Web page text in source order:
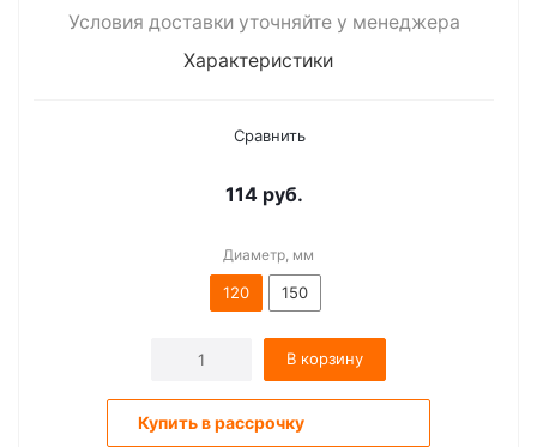
Условия доставки уточняйте у менеджера
Характеристики
Сравнить
114 руб.
Диаметр, мм
120 150
В корзину
Купить в рассрочку